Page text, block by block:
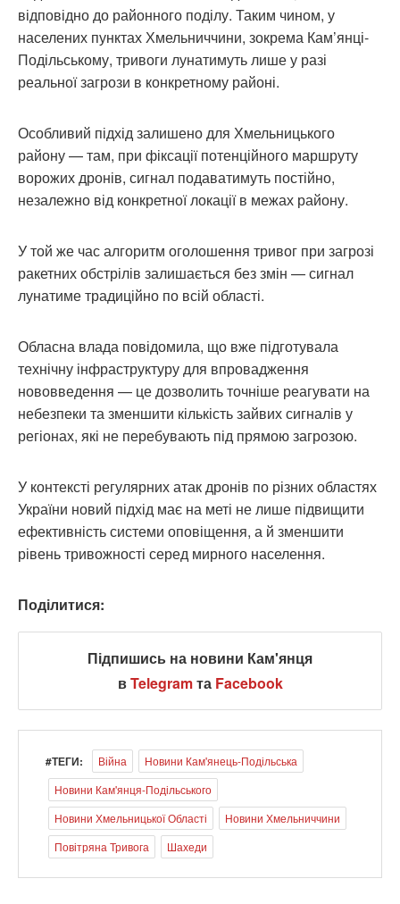
відповідно до районного поділу. Таким чином, у
населених пунктах Хмельниччини, зокрема Кам’янці-
Подільському, тривоги лунатимуть лише у разі
реальної загрози в конкретному районі.
Особливий підхід залишено для Хмельницького
району — там, при фіксації потенційного маршруту
ворожих дронів, сигнал подаватимуть постійно,
незалежно від конкретної локації в межах району.
У той же час алгоритм оголошення тривог при загрозі
ракетних обстрілів залишається без змін — сигнал
лунатиме традиційно по всій області.
Обласна влада повідомила, що вже підготувала
технічну інфраструктуру для впровадження
нововведення — це дозволить точніше реагувати на
небезпеки та зменшити кількість зайвих сигналів у
регіонах, які не перебувають під прямою загрозою.
У контексті регулярних атак дронів по різних областях
України новий підхід має на меті не лише підвищити
ефективність системи оповіщення, а й зменшити
рівень тривожності серед мирного населення.
Поділитися:
Підпишись на новини Кам'янця
вTelegramта Facebook
#ТЕГИ: Війна
Новини Кам'янець-Подільська
Новини Кам'янця-Подільського
Новини Хмельницької Області
Новини Хмельниччини
Повітряна Тривога
Шахеди